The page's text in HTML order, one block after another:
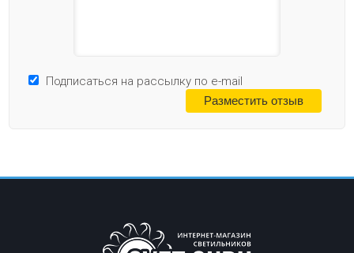
Подписаться на рассылку по e-mail